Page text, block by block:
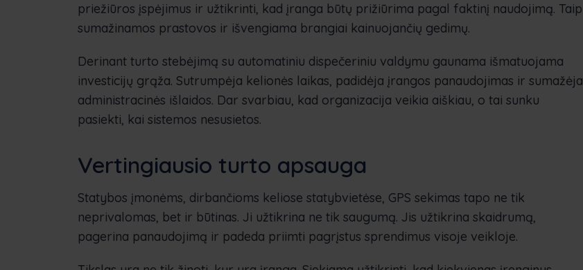
priežiūros įspėjimus ir užtikrinti, kad įranga būtų prižiūrima pagal faktinį naudojimą. Taip
sumažinamos prastovos ir išvengiama brangiai kainuojančių gedimų.
Derinant turto stebėjimą su automatiniu dispečeriniu valdymu gaunama išmatuojama
investicijų grąža. Sutrumpėja kelionės laikas, padidėja įrangos panaudojimas ir sumažėja
administracinės išlaidos. Dar svarbiau, kad organizacija veikia aiškiau, o tai sunku
pasiekti, kai sistemos nesusietos.
Vertingiausio turto apsauga
Statybos įmonėms, dirbančioms keliose statybvietėse, GPS sekimas tapo ne tik
neprivalomas, bet ir būtinas. Ji užtikrina ne tik saugumą. Jis užtikrina skaidrumą,
pagerina panaudojimą ir padeda priimti pagrįstus sprendimus visoje veikloje.